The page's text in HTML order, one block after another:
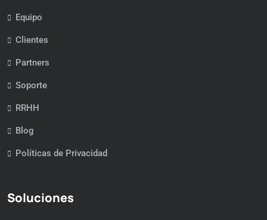
Equipo
Clientes
Partners
Soporte
RRHH
Blog
Políticas de Privacidad
Soluciones